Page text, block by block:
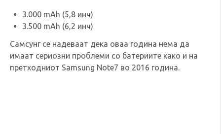
3.000 mAh (5,8 инч)
3.500 mAh (6,2 инч)
Самсунг се надеваат дека оваа година нема да
имаат сериозни проблеми со батериите како и на
претходниот Samsung Note7 во 2016 година.